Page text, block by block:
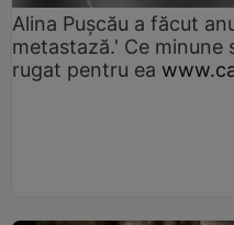
Alina Pușcău a făcut
metastază.' Ce
rugat pentru ea